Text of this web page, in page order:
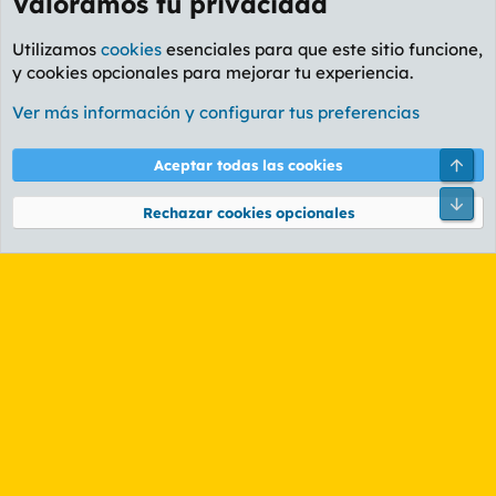
Foro General
Cookies
PL OLDSTYLE AMARILLO
Términos y reglas Política de privacidad Ayuda
Community platform by XenForo® © 2010-2026 XenForo Ltd.
Utilizamos cookies esenciales para que este sitio funcione,
y cookies opcionales para mejorar tu experiencia.
Ver más información y configurar tus preferencias
Aceptar todas las cookies
Rechazar cookies opcionales
Pie